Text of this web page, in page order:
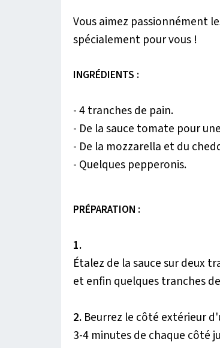
Vous aimez passionnément
spécialement pour vous !
INGRÉDIENTS :
- 4 tranches de pain.
- De la sauce tomate pour
- De la mozzarella et du
- Quelques pepperonis.
PRÉPARATION :
1.
Étalez de la sauce sur deux
et enfin quelques tranches
2. Beurrez le côté extérieur
3-4 minutes de chaque côté